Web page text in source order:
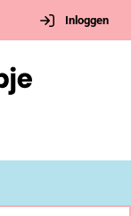
Inloggen